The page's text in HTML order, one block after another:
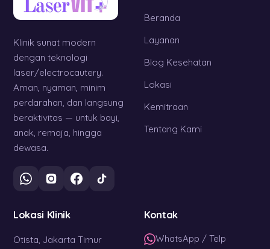
Klinik sunat modern
dengan teknologi
laser/electrocautery.
Aman, nyaman, minim
perdarahan, dan langsung
beraktivitas — untuk bayi,
anak, remaja, hingga
dewasa.
Beranda
Layanan
Blog Kesehatan
Lokasi
Kemitraan
Tentang Kami
Lokasi Klinik
Otista, Jakarta Timur
Kontak
WhatsApp / Telp